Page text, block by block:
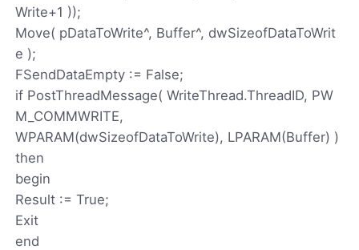
Write+1 ));
Move( pDataToWrite^, Buffer^, dwSizeofDataToWrit
e );
FSendDataEmpty := False;
if PostThreadMessage( WriteThread.ThreadID, PW
M_COMMWRITE,
WPARAM(dwSizeofDataToWrite), LPARAM(Buffer) )
then
begin
Result := True;
Exit
end